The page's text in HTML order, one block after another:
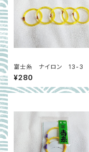
富士糸 ナイロン 13-3
¥280